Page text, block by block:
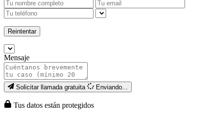
Reintentar
Mensaje
Solicitar llamada gratuita Enviando...
Tus datos están protegidos